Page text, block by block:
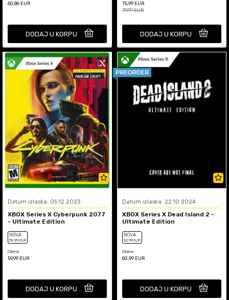
60,86 EUR
DODAJ U KORPU
75,99 EUR
79,99EUR
DODAJ U KORPU
Datum izlaska: 05.12.2023
XBOX Series X Cyberpunk 2077
- Ultimate Edition
NOVA
59,99 EUR
Cijena
59,99 EUR
DODAJ U KORPU
Datum izlaska: 22.10.2024
XBOX Series X Dead Island 2 -
Ultimate Edition
NOVA
82,99 EUR
Cijena
82,99 EUR
DODAJ U KORPU